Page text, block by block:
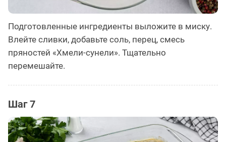
Подготовленные ингредиенты выложите в миску.
Влейте сливки, добавьте соль, перец, смесь
пряностей «Хмели-сунели». Тщательно
перемешайте.
Шаг 7